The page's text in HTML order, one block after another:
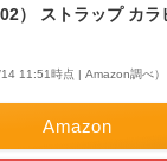
） ストラップ カラ
11:51時点 | Amazon調べ）
Amazon